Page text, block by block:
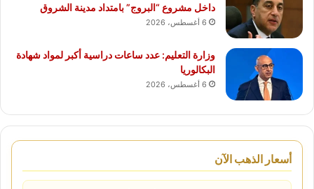
داخل مشروع “البروج” بامتداد مدينة الشروق
6 أغسطس، 2026
وزارة التعليم: عدد ساعات دراسية أكبر لمواد شهادة
البكالوريا
6 أغسطس، 2026
أسعار الذهب الآن